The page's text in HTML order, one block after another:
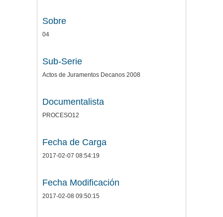
Sobre
04
Sub-Serie
Actos de Juramentos Decanos 2008
Documentalista
PROCESO12
Fecha de Carga
2017-02-07 08:54:19
Fecha Modificación
2017-02-08 09:50:15